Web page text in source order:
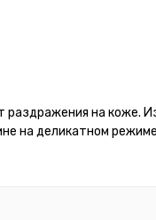
раздражения на коже.
на деликатном